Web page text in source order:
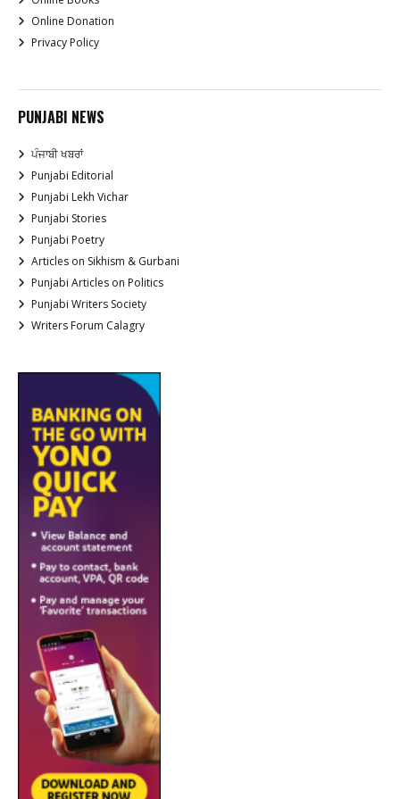
Online Donation
Privacy Policy
PUNJABI NEWS
ਪੰਜਾਬੀ ਖਬਰਾਂ
Punjabi Editorial
Punjabi Lekh Vichar
Punjabi Stories
Punjabi Poetry
Articles on Sikhism & Gurbani
Punjabi Articles on Politics
Punjabi Writers Society
Writers Forum Calagry